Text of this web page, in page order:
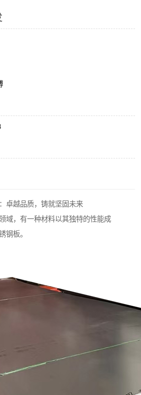
卓越品质，铸就坚固未来
域，有一种材料以其独特的性能成
板。